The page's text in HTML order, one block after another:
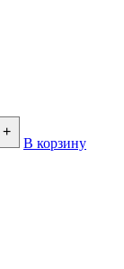
+
В корзину